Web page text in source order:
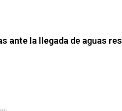
ante la llegada de aguas